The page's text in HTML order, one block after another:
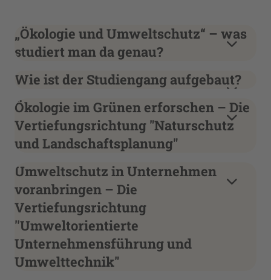
„Ökologie und Umweltschutz“ – was
studiert man da genau?
Wie ist der Studiengang aufgebaut?
Ökologie im Grünen erforschen – Die
Vertiefungsrichtung "Naturschutz
und Landschaftsplanung"
Umweltschutz in Unternehmen
voranbringen – Die
Vertiefungsrichtung
''Umweltorientierte
Unternehmensführung und
Umwelttechnik"